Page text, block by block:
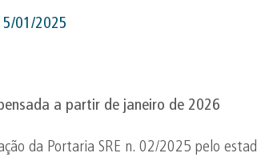
01/2025
a partir de janeiro de 2026
da Portaria SRE n. 02/2025 pelo